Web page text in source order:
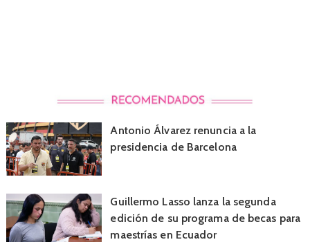
Antonio Álvarez renuncia a la
presidencia de Barcelona
Guillermo Lasso lanza la segunda
edición de su programa de becas para
maestrías en Ecuador